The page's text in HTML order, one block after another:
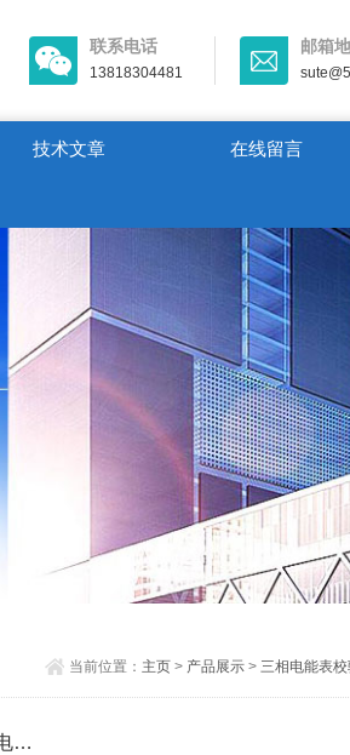
联系电话
13818304481
邮箱
技术文章 在线留言
当前位置： 主页> 产品展示> 三相电能表校
HDGC3551 手持式多功能用电稽查仪